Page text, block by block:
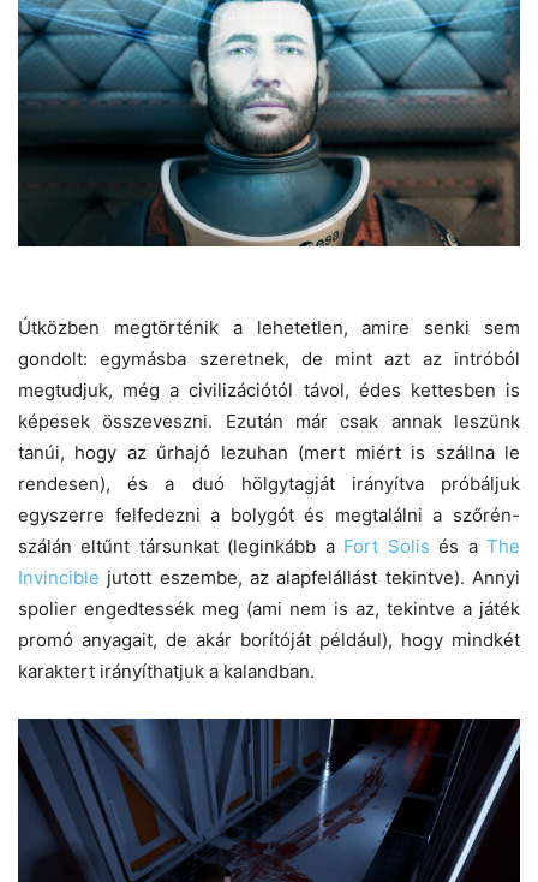
Útközben megtörténik a lehetetlen, amire senki sem
gondolt: egymásba szeretnek, de mint azt az intróból
megtudjuk, még a civilizációtól távol, édes kettesben is
képesek összeveszni. Ezután már csak annak leszünk
tanúi, hogy az űrhajó lezuhan (mert miért is szállna le
rendesen), és a duó hölgytagját irányítva próbáljuk
egyszerre felfedezni a bolygót és megtalálni a szőrén-
szálán eltűnt társunkat (leginkább a Fort Solis és aThe
Invincible jutott eszembe, az alapfelállást tekintve). Annyi
spolier engedtessék meg (ami nem is az, tekintve a játék
promó anyagait, de akár borítóját például), hogy mindkét
karaktert irányíthatjuk a kalandban.